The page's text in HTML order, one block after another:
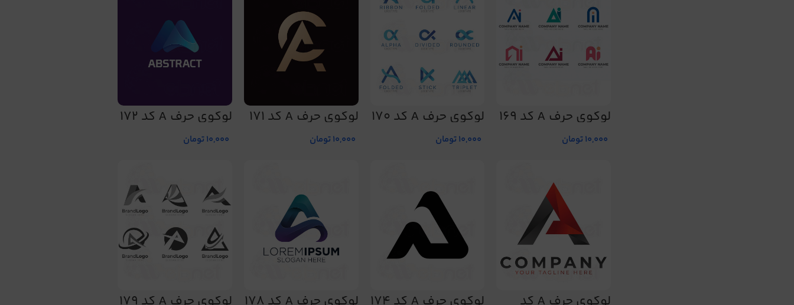
لوگوی حرف A کد 169
10,000تومان
لوگوی حرف A کد 170
10,000تومان
لوگوی حرف A کد 171
10,000تومان
لوگوی حرف A کد 172
10,000تومان